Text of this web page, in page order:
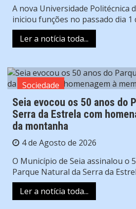
A nova Universidade Politécnica
iniciou funções no passado dia 1
Ler a notícia toda...
Sociedade
Seia evocou os 50 anos do
Serra da Estrela com
da montanha
4 de Agosto de 2026
O Município de Seia assinalou o
Parque Natural da Serra da
Ler a notícia toda...